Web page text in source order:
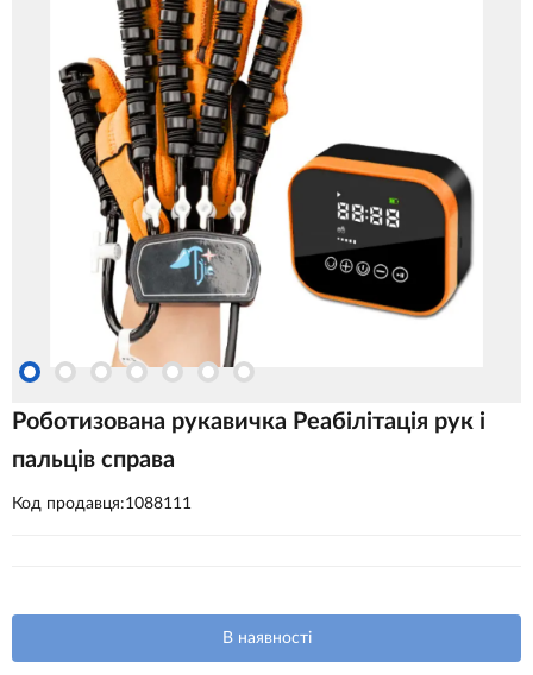
Роботизована рукавичка Реабілітація рук і
пальців справа
Код продавця:1088111
В наявності